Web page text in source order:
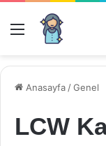
Menü
Anasayfa /Genel
LCW